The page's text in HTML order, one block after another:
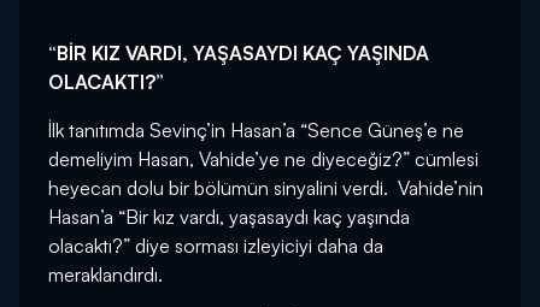
“BİR KIZ VARDI, YAŞASAYDI KAÇ YAŞINDA
OLACAKTI?”
İlk tanıtımda Sevinç’in Hasan’a “Sence Güneş’e ne
demeliyim Hasan, Vahide’ye ne diyeceğiz?” cümlesi
heyecan dolu bir bölümün sinyalini verdi. Vahide’nin
Hasan’a “Bir kız vardı, yaşasaydı kaç yaşında
olacaktı?” diye sorması izleyiciyi daha da
meraklandırdı.